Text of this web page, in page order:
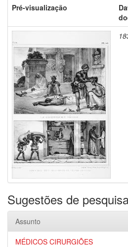
Pré-visualização
Sugestões de
Assunto
MÉDICOS CIRURGIÕES